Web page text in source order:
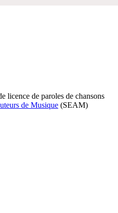
licence de paroles de chansons
de Musique (SEAM)